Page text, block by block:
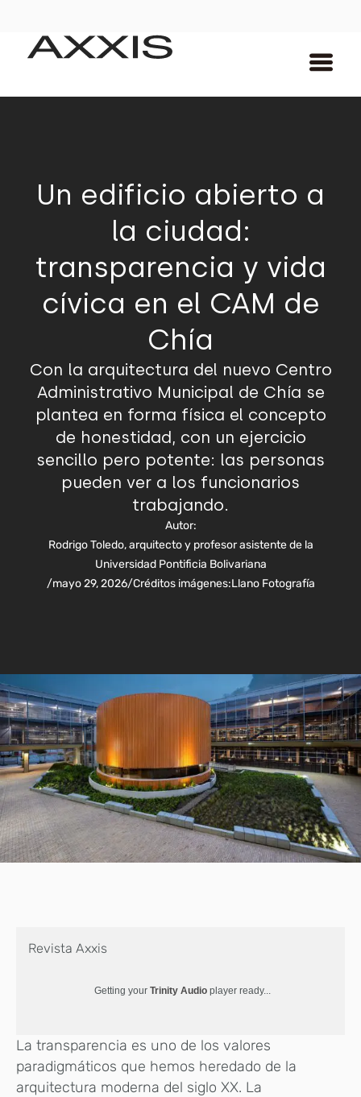
Un edificio abierto a
la ciudad:
transparencia y vida
cívica en el CAM de
Chía
Con la arquitectura del nuevo Centro
Administrativo Municipal de Chía se
plantea en forma física el concepto
de honestidad, con un ejercicio
sencillo pero potente: las personas
pueden ver a los funcionarios
trabajando.
Autor:
Rodrigo Toledo, arquitecto y profesor asistente de la
Universidad Pontificia Bolivariana
/mayo 29, 2026/Créditos imágenes:Llano Fotografía
Revista Axxis
Getting your Trinity Audio player ready...
La transparencia es uno de los valores
paradigmáticos que hemos heredado de la
arquitectura moderna del siglo XX. La